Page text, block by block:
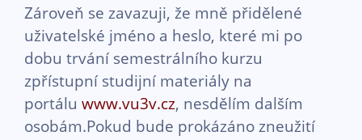
Zároveň se zavazuji, že mně přidělené
uživatelské jméno a heslo, které mi po
dobu trvání semestrálního kurzu
zpřístupní studijní materiály na
portálu www.vu3v.cz, nesdělím dalším
osobám.Pokud bude prokázáno zneužití